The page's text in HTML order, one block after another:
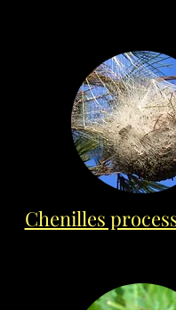
Chenilles